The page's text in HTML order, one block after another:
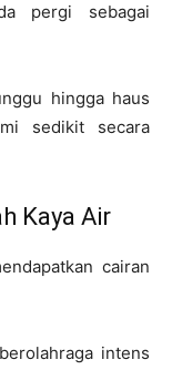
pergi sebagai
hingga haus
sedikit secara
Kaya Air
cairan
intens